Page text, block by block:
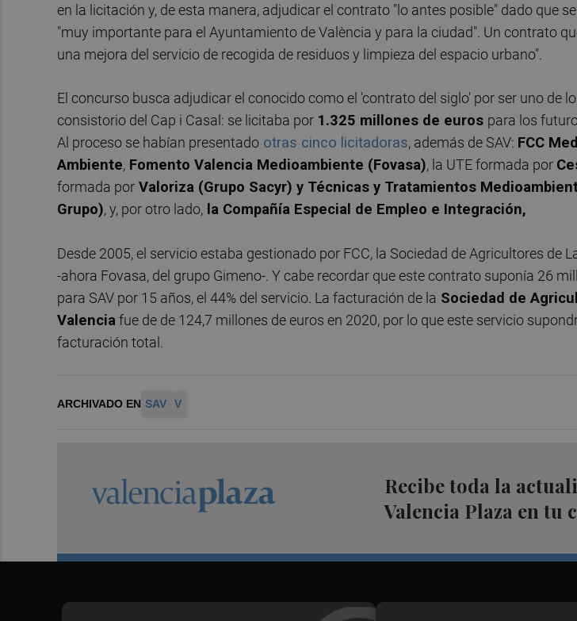
en la licitación y, de esta manera, adjudicar el contrato "lo antes posible" dado que
"muy importante para el Ayuntamiento de València y para la ciudad". Un contrato
una mejora del servicio de recogida de residuos y limpieza del espacio urbano".
El concurso busca adjudicar el conocido como el 'contrato del siglo' por ser uno de
consistorio del Cap i Casal: se licitaba por 1.325 millones de euros para los
Al proceso se habían presentado otras cinco licitadoras, además de SAV: FCC
Ambiente, Fomento Valencia Medioambiente (Fovasa), la UTE formada por
formada por Valoriza (Grupo Sacyr) y Técnicas y Tratamientos
Grupo), y, por otro lado, la Compañía Especial de Empleo e Integración,
Desde 2005, el servicio estaba gestionado por FCC, la Sociedad de Agricultores de
-ahora Fovasa, del grupo Gimeno-. Y cabe recordar que este contrato suponía 26
para SAV por 15 años, el 44% del servicio. La facturación de la Sociedad de
Valencia fue de de 124,7 millones de euros en 2020, por lo que este servicio
facturación total.
ARCHIVADO EN SAV V
Recibe toda la
Valencia Plaza en tu